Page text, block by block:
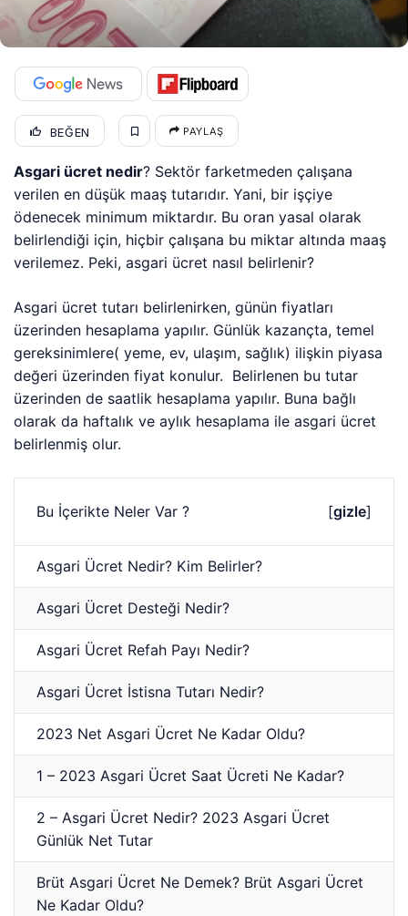
BEĞEN PAYLAŞ
Asgari ücret nedir? Sektör farketmeden çalışana
verilen en düşük maaş tutarıdır. Yani, bir işçiye
ödenecek minimum miktardır. Bu oran yasal olarak
belirlendiği için, hiçbir çalışana bu miktar altında maaş
verilemez. Peki, asgari ücret nasıl belirlenir?
Asgari ücret tutarı belirlenirken, günün fiyatları
üzerinden hesaplama yapılır. Günlük kazançta, temel
gereksinimlere( yeme, ev, ulaşım, sağlık) ilişkin piyasa
değeri üzerinden fiyat konulur. Belirlenen bu tutar
üzerinden de saatlik hesaplama yapılır. Buna bağlı
olarak da haftalık ve aylık hesaplama ile asgari ücret
belirlenmiş olur.
Bu İçerikte Neler Var ? [gizle]
Asgari Ücret Nedir? Kim Belirler?
Asgari Ücret Desteği Nedir?
Asgari Ücret Refah Payı Nedir?
Asgari Ücret İstisna Tutarı Nedir?
2023 Net Asgari Ücret Ne Kadar Oldu?
1 – 2023 Asgari Ücret Saat Ücreti Ne Kadar?
2 – Asgari Ücret Nedir? 2023 Asgari Ücret
Günlük Net Tutar
Brüt Asgari Ücret Ne Demek? Brüt Asgari Ücret
Ne Kadar Oldu?